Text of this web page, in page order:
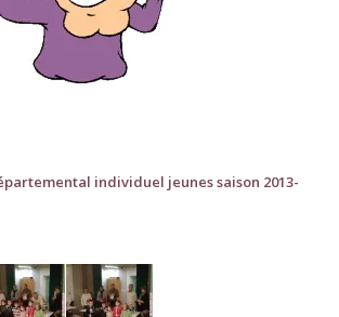
individuel jeunes saison 2013-